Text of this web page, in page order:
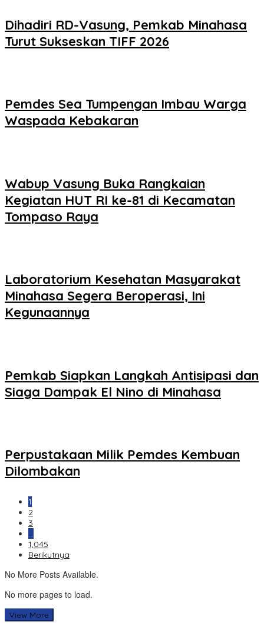
Dihadiri RD-Vasung, Pemkab Minahasa
Turut Sukseskan TIFF 2026
Pemdes Sea Tumpengan Imbau Warga
Waspada Kebakaran
Wabup Vasung Buka Rangkaian
Kegiatan HUT RI ke-81 di Kecamatan
Tompaso Raya
Laboratorium Kesehatan Masyarakat
Minahasa Segera Beroperasi, Ini
Kegunaannya
Pemkab Siapkan Langkah Antisipasi dan
Siaga Dampak El Nino di Minahasa
Perpustakaan Milik Pemdes Kembuan
Dilombakan
1
2
3
…
1,045
Berikutnya
No More Posts Available.
No more pages to load.
View More